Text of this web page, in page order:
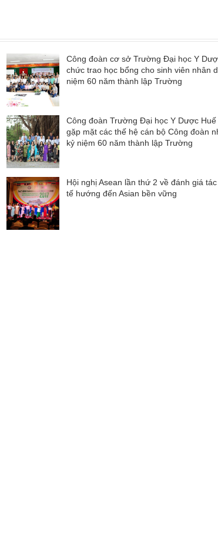
Công đoàn cơ sở Trường Đại học Y
chức trao học bổng cho sinh viên nhân
niệm 60 năm thành lập Trường
Công đoàn Trường Đại học Y Dược
gặp mặt các thế hệ cán bộ Công đoàn
kỷ niệm 60 năm thành lập Trường
Hội nghị Asean lần thứ 2 về đánh giá
tế hướng đến Asian bền vững